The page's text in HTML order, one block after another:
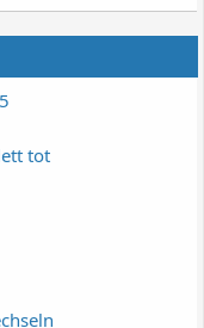
tot